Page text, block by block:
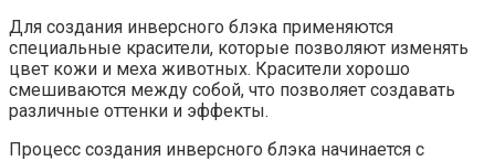
Для создания инверсного блэка применяются
специальные красители, которые позволяют изменять
цвет кожи и меха животных. Красители хорошо
смешиваются между собой, что позволяет создавать
различные оттенки и эффекты.
Процесс создания инверсного блэка начинается с